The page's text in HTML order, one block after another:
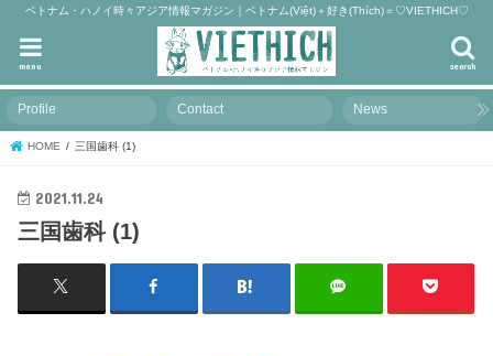
ベトナム・ハノイ時々アジア情報マガジン｜ベトナム(Việt)＋好き(Thích)＝♡VIETHICH♡
search
menu
Profile Contact News
HOME 三国歯科 (1)
2021.11.24
三国歯科 (1)